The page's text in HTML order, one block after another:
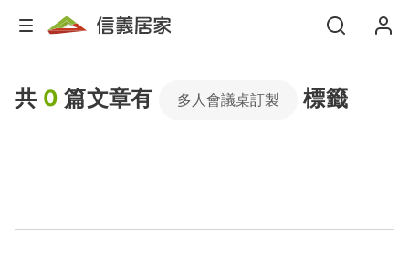
共 0 篇文章有 多人會議桌訂製 標籤